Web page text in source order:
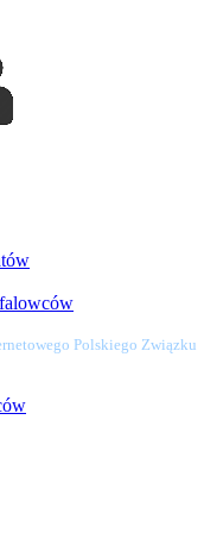
Polskiego Związku